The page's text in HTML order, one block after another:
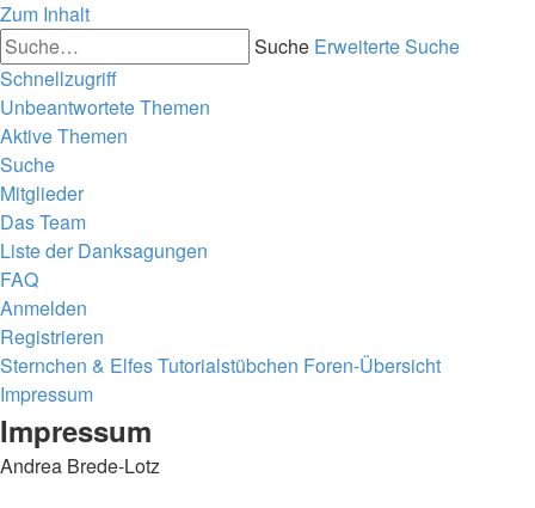
Zum Inhalt
Suche Erweiterte Suche
Schnellzugriff
Unbeantwortete Themen
Aktive Themen
Suche
Mitglieder
Das Team
Liste der Danksagungen
FAQ
Anmelden
Registrieren
Sternchen & Elfes Tutorialstübchen Foren-Übersicht
Impressum
Impressum
Andrea Brede-Lotz